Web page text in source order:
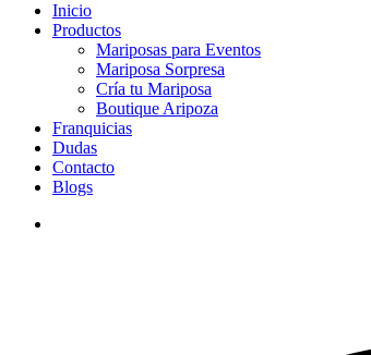
Inicio
Productos
Mariposas para Eventos
Mariposa Sorpresa
Cría tu Mariposa
Boutique Aripoza
Franquicias
Dudas
Contacto
Blogs